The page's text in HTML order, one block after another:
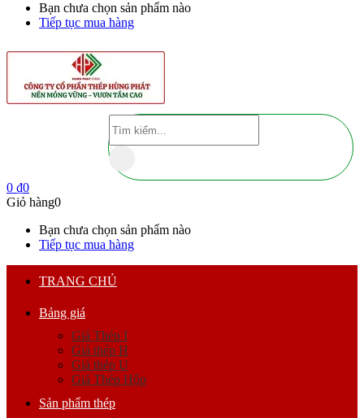
Bạn chưa chọn sản phẩm nào
Tiếp tục mua hàng
0 ₫0
Giỏ hàng0
Bạn chưa chọn sản phẩm nào
Tiếp tục mua hàng
TRANG CHỦ
Bảng giá
Giá Thép I
Giá thép H
Giá thép U
Giá Thép Hộp
Sản phẩm thép